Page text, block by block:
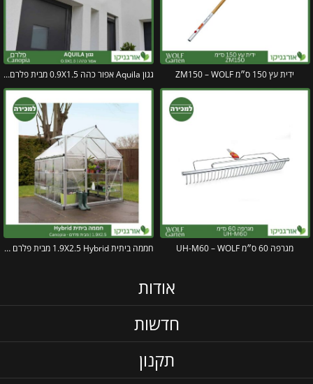
ידית עץ 150 ס״מ ZM150 – WOLF גגון Aquila אפור כהה 0.9X1.5 מבית פלרם – Canopia
מגרפה 60 ס״מ UH-M60 – WOLF חממה ביתית 1.9X2.5 Hybrid מבית פלרם – Canopia
אודות
חדשות
תקנון